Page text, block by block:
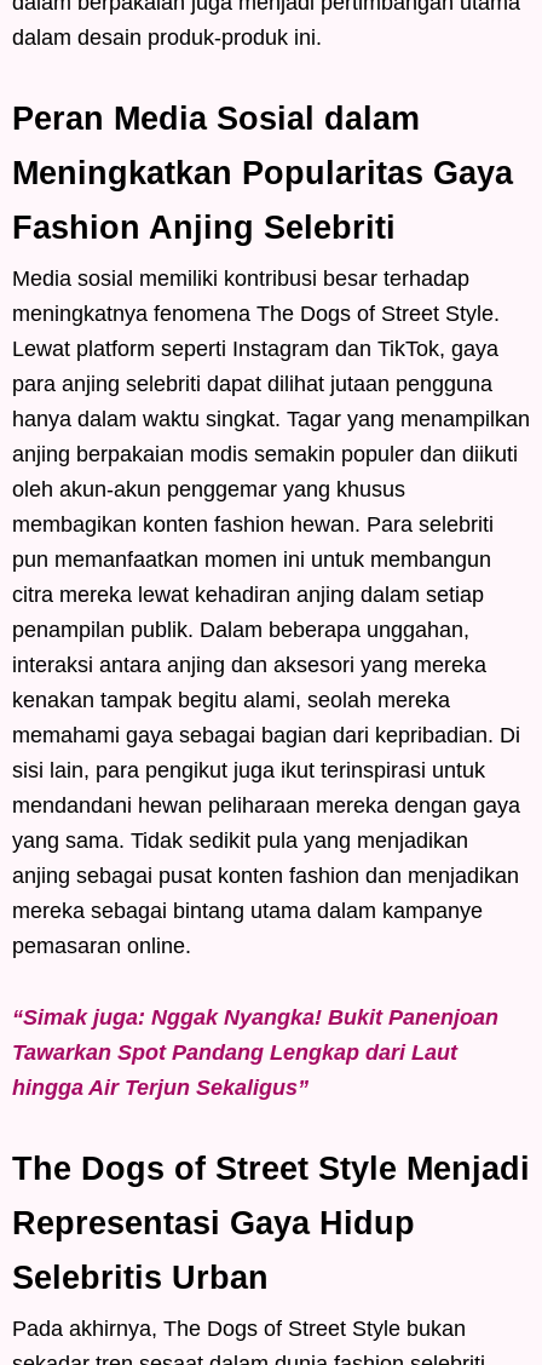
dalam desain produk-produk ini.
Peran Media Sosial dalam
Meningkatkan Popularitas Gaya
Fashion Anjing Selebriti
Media sosial memiliki kontribusi besar terhadap
meningkatnya fenomena The Dogs of Street Style.
Lewat platform seperti Instagram dan TikTok, gaya
para anjing selebriti dapat dilihat jutaan pengguna
hanya dalam waktu singkat. Tagar yang menampilkan
anjing berpakaian modis semakin populer dan diikuti
oleh akun-akun penggemar yang khusus
membagikan konten fashion hewan. Para selebriti
pun memanfaatkan momen ini untuk membangun
citra mereka lewat kehadiran anjing dalam setiap
penampilan publik. Dalam beberapa unggahan,
interaksi antara anjing dan aksesori yang mereka
kenakan tampak begitu alami, seolah mereka
memahami gaya sebagai bagian dari kepribadian. Di
sisi lain, para pengikut juga ikut terinspirasi untuk
mendandani hewan peliharaan mereka dengan gaya
yang sama. Tidak sedikit pula yang menjadikan
anjing sebagai pusat konten fashion dan menjadikan
mereka sebagai bintang utama dalam kampanye
pemasaran online.
“Simak juga: Nggak Nyangka! Bukit Panenjoan
Tawarkan Spot Pandang Lengkap dari Laut
hingga Air Terjun Sekaligus”
The Dogs of Street Style Menjadi
Representasi Gaya Hidup
Selebritis Urban
Pada akhirnya, The Dogs of Street Style bukan